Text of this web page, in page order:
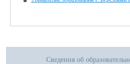
Сведения об